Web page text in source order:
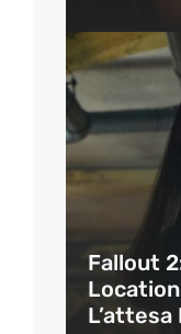
Fallout
L’attesa